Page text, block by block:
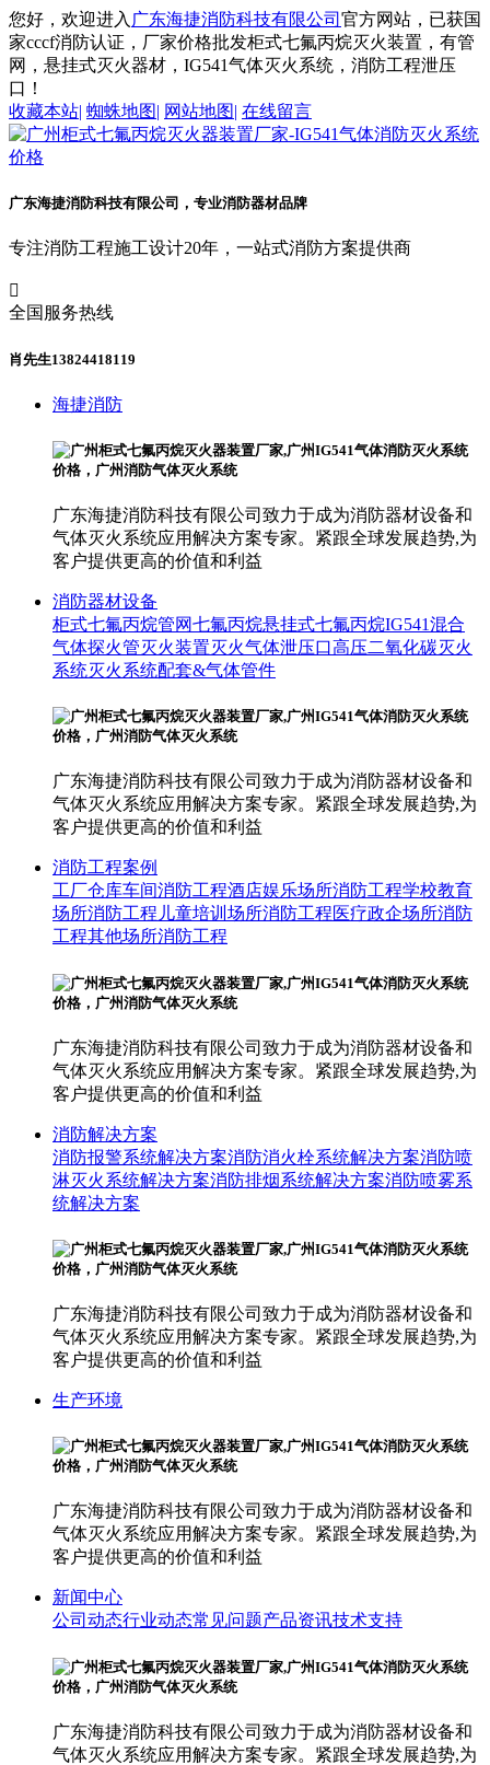
您好，欢迎进入 广东海捷消防科技有限公司 官方网站，已获国
家cccf消防认证，厂家价格批发柜式七氟丙烷灭火装置，有管
网，悬挂式灭火器材，IG541气体灭火系统，消防工程泄压
口！
收藏本站| 蜘蛛地图| 网站地图| 在线留言
广东海捷消防科技有限公司，专业消防器材品牌
专注消防工程施工设计20年，一站式消防方案提供商

全国服务热线
肖先生13824418119
海捷消防
广东海捷消防科技有限公司致力于成为消防器材设备和
气体灭火系统应用解决方案专家。紧跟全球发展趋势,为
客户提供更高的价值和利益
消防器材设备
柜式七氟丙烷管网七氟丙烷悬挂式七氟丙烷IG541混合
气体探火管灭火装置灭火气体泄压口高压二氧化碳灭火
系统灭火系统配套&气体管件
广东海捷消防科技有限公司致力于成为消防器材设备和
气体灭火系统应用解决方案专家。紧跟全球发展趋势,为
客户提供更高的价值和利益
消防工程案例
工厂仓库车间消防工程酒店娱乐场所消防工程学校教育
场所消防工程 儿童培训场所消防工程医疗政企场所消防
工程其他场所消防工程
广东海捷消防科技有限公司致力于成为消防器材设备和
气体灭火系统应用解决方案专家。紧跟全球发展趋势,为
客户提供更高的价值和利益
消防解决方案
消防报警系统解决方案消防消火栓系统解决方案消防喷
淋灭火系统解决方案消防排烟系统解决方案消防喷雾系
统解决方案
广东海捷消防科技有限公司致力于成为消防器材设备和
气体灭火系统应用解决方案专家。紧跟全球发展趋势,为
客户提供更高的价值和利益
生产环境
广东海捷消防科技有限公司致力于成为消防器材设备和
气体灭火系统应用解决方案专家。紧跟全球发展趋势,为
客户提供更高的价值和利益
新闻中心
公司动态行业动态常见问题产品资讯技术支持
广东海捷消防科技有限公司致力于成为消防器材设备和
气体灭火系统应用解决方案专家。紧跟全球发展趋势,为